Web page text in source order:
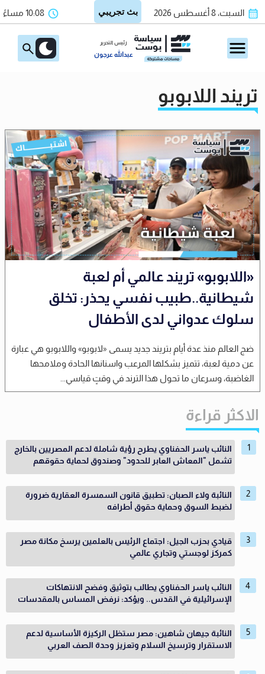
السبت، 8 أغسطس 2026 10:08 مساءً
رئيس التحرير
عبدالله عرجون
تريند اللابوبو
«اللابوبو» تريند عالمي أم لعبة
شيطانية..طبيب نفسي يحذر: تخلق
سلوك عدواني لدى الأطفال
ضج العالم منذ عدة أيام بتريند جديد يسمى «لابوبو» واللابوبو هي عبارة
عن دمية لعبة، تتميز بشكلها المرعب واسنانها الحادة وملامحها
الغاضبة، وسرعان ما تحول هذا الترند في وقتٍ قياسي...
الاكثر قراءة
النائب ياسر الحفناوي يطرح رؤية شاملة لدعم المصريين بالخارج
تشمل "المعاش العابر للحدود" وصندوق لحماية حقوقهم
النائبة ولاء الصبان: تطبيق قانون السمسرة العقارية ضرورة
لضبط السوق وحماية حقوق أطرافه
قيادي بحزب الجيل: اجتماع الرئيس بالعلمين يرسخ مكانة مصر
كمركز لوجستي وتجاري عالمي
النائب ياسر الحفناوي يطالب بتوثيق وفضح الانتهاكات
الإسرائيلية في القدس.. ويؤكد: نرفض المساس بالمقدسات
النائبة جيهان شاهين: مصر ستظل الركيزة الأساسية لدعم
الاستقرار وترسيخ السلام وتعزيز وحدة الصف العربي